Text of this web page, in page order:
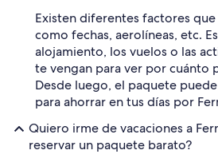
Existen diferentes factores
como fechas, aerolíneas, etc.
alojamiento, los vuelos o las
te vengan para ver por cuánto
Desde luego, el paquete
para ahorrar en tus días por
Quiero irme de vacaciones a
reservar un paquete barato?